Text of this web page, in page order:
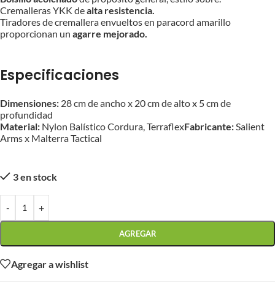
Cremalleras YKK dealta resistencia.
Tiradores de cremallera envueltos en paracord amarillo
proporcionan un agarre mejorado.
Especificaciones
Dimensiones: 28 cm de ancho x 20 cm de alto x 5 cm de
profundidad
Material: Nylon Balístico Cordura, TerraflexFabricante:Salient
Arms x Malterra Tactical
3 en stock
- +
AGREGAR
Agregar a wishlist